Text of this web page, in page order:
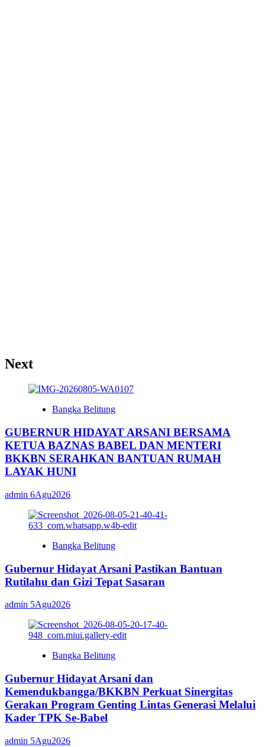
Next
Bangka Belitung
GUBERNUR HIDAYAT ARSANI BERSAMA
KETUA BAZNAS BABEL DAN MENTERI
BKKBN SERAHKAN BANTUAN RUMAH
LAYAK HUNI
admin 6Agu2026
Bangka Belitung
Gubernur Hidayat Arsani Pastikan Bantuan
Rutilahu dan Gizi Tepat Sasaran
admin 5Agu2026
Bangka Belitung
Gubernur Hidayat Arsani dan
Kemendukbangga/BKKBN Perkuat Sinergitas
Gerakan Program Genting Lintas Generasi Melalui
Kader TPK Se-Babel
admin 5Agu2026